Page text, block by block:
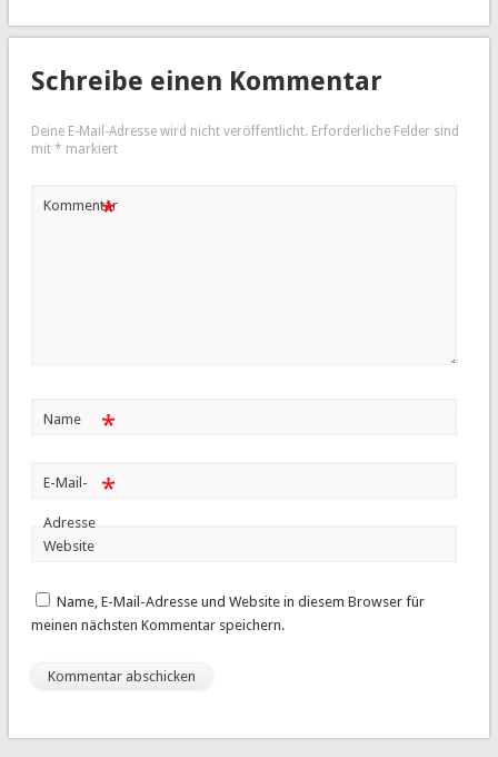
Schreibe einen Kommentar
Deine E-Mail-Adresse wird nicht veröffentlicht. Erforderliche Felder sind
mit * markiert
Kommentar
*
Name *
E-Mail-
Adresse
*
Website
Name, E-Mail-Adresse und Website in diesem Browser für
meinen nächsten Kommentar speichern.